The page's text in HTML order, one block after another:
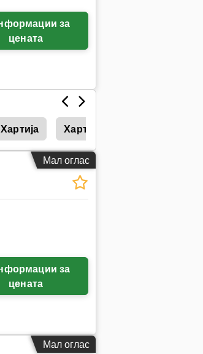
цената
Хартија Хартија Притиснете
Мал оглас
цената
Мал оглас